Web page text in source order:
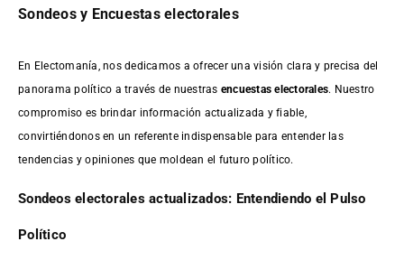
Sondeos y Encuestas electorales
En Electomanía, nos dedicamos a ofrecer una visión clara y precisa del
panorama político a través de nuestras encuestas electorales. Nuestro
compromiso es brindar información actualizada y fiable,
convirtiéndonos en un referente indispensable para entender las
tendencias y opiniones que moldean el futuro político.
Sondeos electorales actualizados: Entendiendo el Pulso
Político